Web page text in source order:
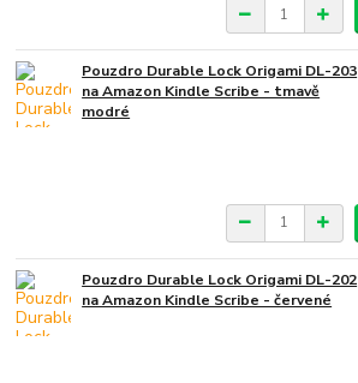
Pouzdro Durable Lock Origami DL-203
na Amazon Kindle Scribe - tmavě
modré
Pouzdro Durable Lock Origami DL-202
na Amazon Kindle Scribe - červené